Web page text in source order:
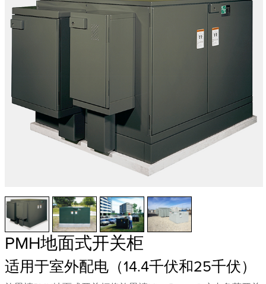
PMH地面式开关柜
适用于室外配电（14.4千伏和25千伏）